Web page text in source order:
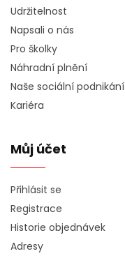
Udržitelnost
Napsali o nás
Pro školky
Náhradní plnění
Naše sociální podnikání
Kariéra
Můj účet
Přihlásit se
Registrace
Historie objednávek
Adresy